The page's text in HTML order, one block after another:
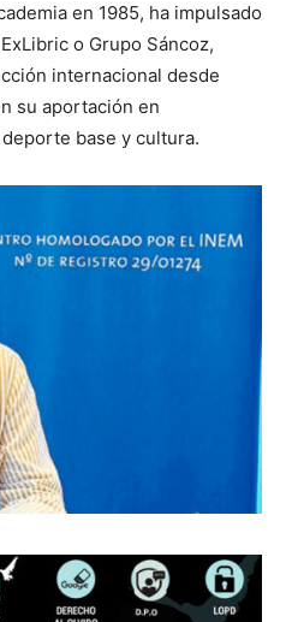
en 1985, ha impulsado
o Grupo Sáncoz,
internacional desde
su aportación en
base y cultura.